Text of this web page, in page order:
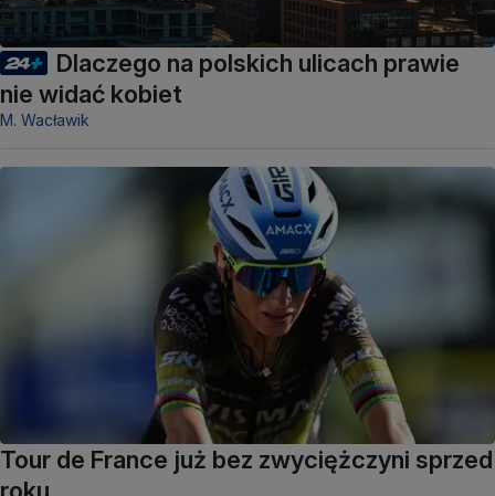
Dlaczego na polskich ulicach prawie
nie widać kobiet
M. Wacławik
Tour de France już bez zwyciężczyni sprzed
roku